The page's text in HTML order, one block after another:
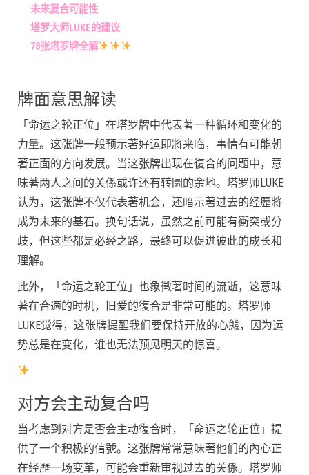
未来复合可能性
塔罗大师LUKE的建议
78张塔罗牌全解
牌面意思解读
「命运之轮正位」在塔罗牌中代表著一种循环和变化的
力量。这张牌一般预示著好运即將来临，事情有可能朝
著正面的方向发展。当这张牌出现在復合的问题中，意
味著两人之间的关係或许还有转圜的余地。塔罗师LUKE
认为，这张牌不仅代表著机会，还暗示著过去的经歷將
成为未来的基石。换句话说，虽然之前可能有衝突或分
歧，但这些都是必经之路，最终可以促进彼此的成长和
理解。
此外，「命运之轮正位」也象徵著时间的流逝，这意味
著在合適的时机，旧爱的復合是非常可能的。塔罗师
LUKE觉得，这张牌提醒我们要保持开放的心態，因为运
势总是在变化，谁也无法预见明天的惊喜。
对方会主动复合吗
当考虑到对方是否会主动復合时，「命运之轮正位」提
供了一个积极的信號。这张牌常常意味著他们的內心正
在经歷一场变革，可能会重新审视过去的关係。塔罗师